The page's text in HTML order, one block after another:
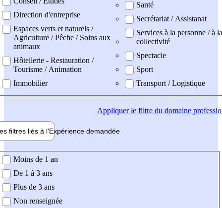
Direction d'entreprise
Espaces verts et naturels /
Agriculture / Pêche / Soins aux
animaux
Hôtellerie - Restauration /
Tourisme / Animation
Immobilier
Santé
Secrétariat / Assistanat
Services à la personne / à la
collectivité
Spectacle
Sport
Transport / Logistique
Appliquerle filtre du domaine
filtres liés à l'Expérience demandée
demandée
Moins de 1 an
De 1 à 3 ans
Plus de 3 ans
Non renseignée